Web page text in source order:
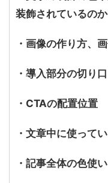
装飾されているのか
・画像の作り方、
・導入部分の切り口
・CTAの配置位置
・文章中に使って
・記事全体の色使い